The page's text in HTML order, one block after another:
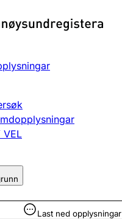
til
endre, slette
endre, slette
VEL
Last ned opplysningar
er skjult